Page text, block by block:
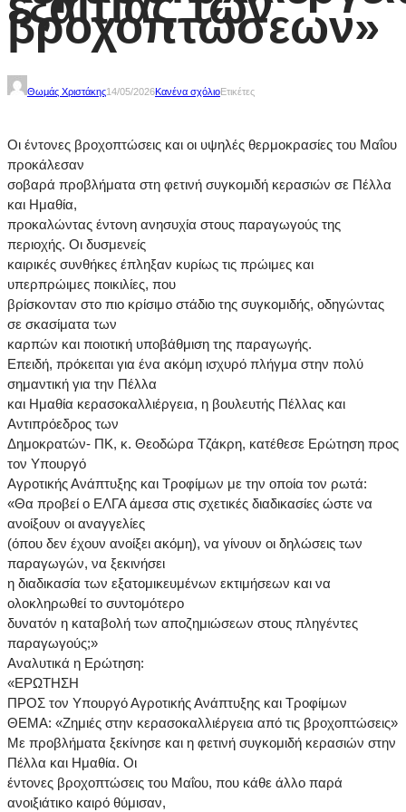
βροχοπτώσεων»
Θωμάς Χριστάκης14/05/2026Κανένα σχόλιοΕτικέτες
Οι έντονες βροχοπτώσεις και οι υψηλές θερμοκρασίες του Μαΐου
προκάλεσαν
σοβαρά προβλήματα στη φετινή συγκομιδή κερασιών σε Πέλλα
και Ημαθία,
προκαλώντας έντονη ανησυχία στους παραγωγούς της
περιοχής. Οι δυσμενείς
καιρικές συνθήκες έπληξαν κυρίως τις πρώιμες και
υπερπρώιμες ποικιλίες, που
βρίσκονταν στο πιο κρίσιμο στάδιο της συγκομιδής, οδηγώντας
σε σκασίματα των
καρπών και ποιοτική υποβάθμιση της παραγωγής.
Επειδή, πρόκειται για ένα ακόμη ισχυρό πλήγμα στην πολύ
σημαντική για την Πέλλα
και Ημαθία κερασοκαλλιέργεια, η βουλευτής Πέλλας και
Αντιπρόεδρος των
Δημοκρατών- ΠΚ, κ. Θεοδώρα Τζάκρη, κατέθεσε Ερώτηση προς
τον Υπουργό
Αγροτικής Ανάπτυξης και Τροφίμων με την οποία τον ρωτά:
«Θα προβεί ο ΕΛΓΑ άμεσα στις σχετικές διαδικασίες ώστε να
ανοίξουν οι αναγγελίες
(όπου δεν έχουν ανοίξει ακόμη), να γίνουν οι δηλώσεις των
παραγωγών, να ξεκινήσει
η διαδικασία των εξατομικευμένων εκτιμήσεων και να
ολοκληρωθεί το συντομότερο
δυνατόν η καταβολή των αποζημιώσεων στους πληγέντες
παραγωγούς;»
Αναλυτικά η Ερώτηση:
«ΕΡΩΤΗΣΗ
ΠΡΟΣ τον Υπουργό Αγροτικής Ανάπτυξης και Τροφίμων
ΘΕΜΑ: «Ζημιές στην κερασοκαλλιέργεια από τις βροχοπτώσεις»
Με προβλήματα ξεκίνησε και η φετινή συγκομιδή κερασιών στην
Πέλλα και Ημαθία. Οι
έντονες βροχοπτώσεις του Μαΐου, που κάθε άλλο παρά
ανοιξιάτικο καιρό θύμισαν,